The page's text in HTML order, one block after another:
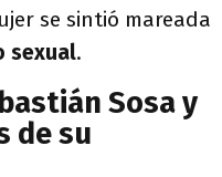
se sintió mareada
sexual.
Sosa y
de su